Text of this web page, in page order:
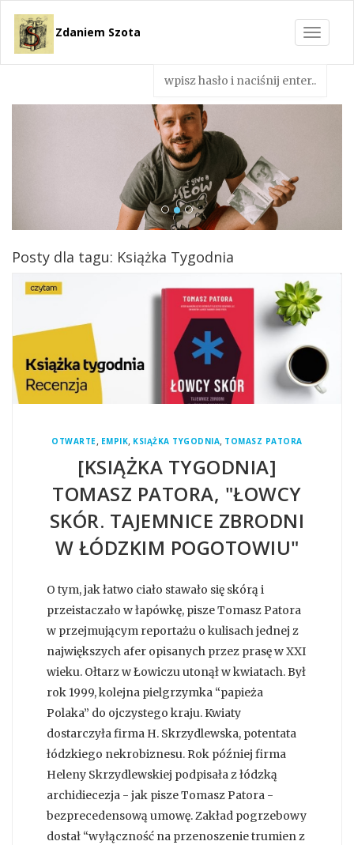
Toggle
Zdaniem Szota
Posty dla tagu: Książka Tygodnia
OTWARTE, EMPIK, KSIĄŻKA TYGODNIA, TOMASZ PATORA
[KSIĄŻKA TYGODNIA]
TOMASZ PATORA, "ŁOWCY
SKÓR. TAJEMNICE ZBRODNI
W ŁÓDZKIM POGOTOWIU"
O tym, jak łatwo ciało stawało się skórą i
przeistaczało w łapówkę, pisze Tomasz Patora
w przejmującym reportażu o kulisach jednej z
największych afer opisanych przez prasę w XXI
wieku. Ołtarz w Łowiczu utonął w kwiatach. Był
rok 1999, kolejna pielgrzymka “papieża
Polaka” do ojczystego kraju. Kwiaty
dostarczyła firma H. Skrzydlewska, potentata
łódzkiego nekrobiznesu. Rok później firma
Heleny Skrzydlewskiej podpisała z łódzką
archidiecezja - jak pisze Tomasz Patora -
bezprecedensową umowę. Zakład pogrzebowy
dostał “wyłączność na przenoszenie trumien z